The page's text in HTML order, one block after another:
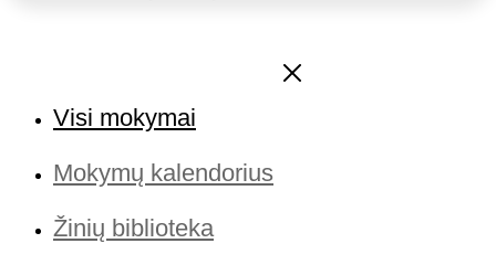
Visi mokymai
Mokymų kalendorius
Žinių biblioteka